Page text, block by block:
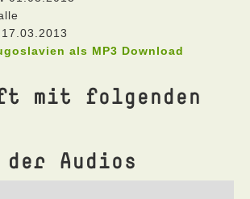
17.03.2013
als MP3 Download
mit folgenden
der Audios